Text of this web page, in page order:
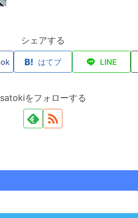
シェアする
はてブ LINE
satokiをフォローする